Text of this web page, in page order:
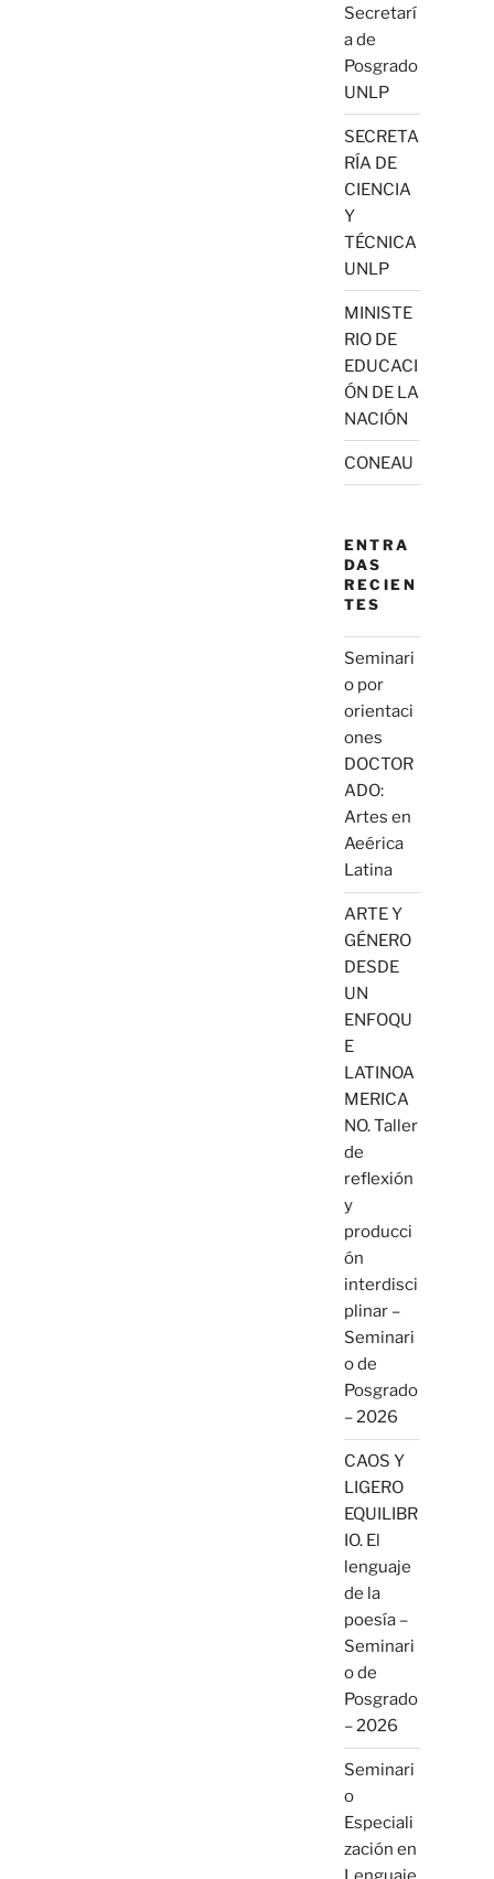
Secretarí
a de
Posgrado
UNLP
SECRETA
RÍA DE
CIENCIA
Y
TÉCNICA
UNLP
MINISTE
RIO DE
EDUCACI
ÓN DE LA
NACIÓN
CONEAU
ENTRA
DAS
RECIEN
TES
Seminari
o por
orientaci
ones
DOCTOR
ADO:
Artes en
Aeérica
Latina
ARTE Y
GÉNERO
DESDE
UN
ENFOQU
E
LATINOA
MERICA
NO. Taller
de
reflexión
y
producci
ón
interdisci
plinar –
Seminari
o de
Posgrado
– 2026
CAOS Y
LIGERO
EQUILIBR
IO. El
lenguaje
de la
poesía –
Seminari
o de
Posgrado
– 2026
Seminari
o
Especiali
zación en